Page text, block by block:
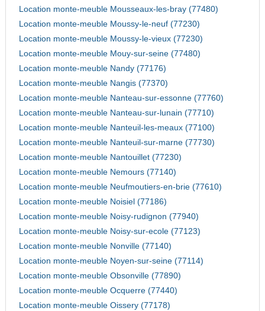
Location monte-meuble Mousseaux-les-bray (77480)
Location monte-meuble Moussy-le-neuf (77230)
Location monte-meuble Moussy-le-vieux (77230)
Location monte-meuble Mouy-sur-seine (77480)
Location monte-meuble Nandy (77176)
Location monte-meuble Nangis (77370)
Location monte-meuble Nanteau-sur-essonne (77760)
Location monte-meuble Nanteau-sur-lunain (77710)
Location monte-meuble Nanteuil-les-meaux (77100)
Location monte-meuble Nanteuil-sur-marne (77730)
Location monte-meuble Nantouillet (77230)
Location monte-meuble Nemours (77140)
Location monte-meuble Neufmoutiers-en-brie (77610)
Location monte-meuble Noisiel (77186)
Location monte-meuble Noisy-rudignon (77940)
Location monte-meuble Noisy-sur-ecole (77123)
Location monte-meuble Nonville (77140)
Location monte-meuble Noyen-sur-seine (77114)
Location monte-meuble Obsonville (77890)
Location monte-meuble Ocquerre (77440)
Location monte-meuble Oissery (77178)